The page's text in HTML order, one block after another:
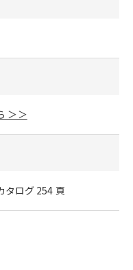
＞＞
タログ 254 頁